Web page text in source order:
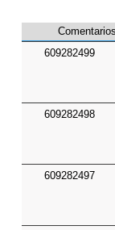
609282499
609282498
609282497